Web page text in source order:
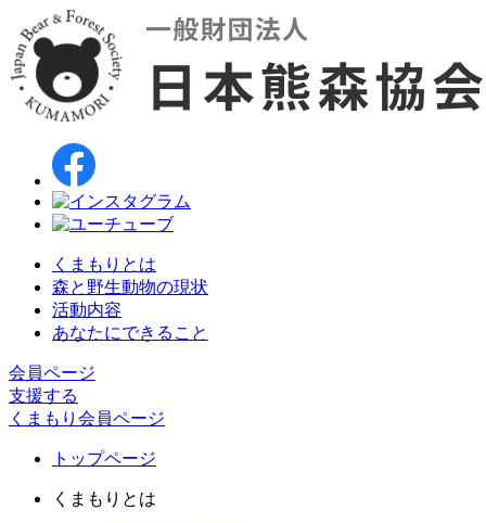
くまもりとは
森と野生動物の現状
活動内容
あなたにできること
会員ページ
支援する
くまもり会員ページ
トップページ
くまもりとは